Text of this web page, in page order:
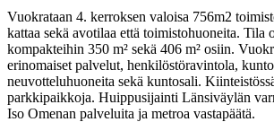
Vuokrataan 4. kerroksen valoisa 756m2
kattaa sekä avotilaa että toimistohuoneita. Tila
kompakteihin 350 m² sekä 406 m² osiin.
erinomaiset palvelut, henkilöstöravintola,
neuvotteluhuoneita sekä kuntosali.
parkkipaikkoja. Huippusijainti Länsiväylän
Iso Omenan palveluita ja metroa vastapäätä.